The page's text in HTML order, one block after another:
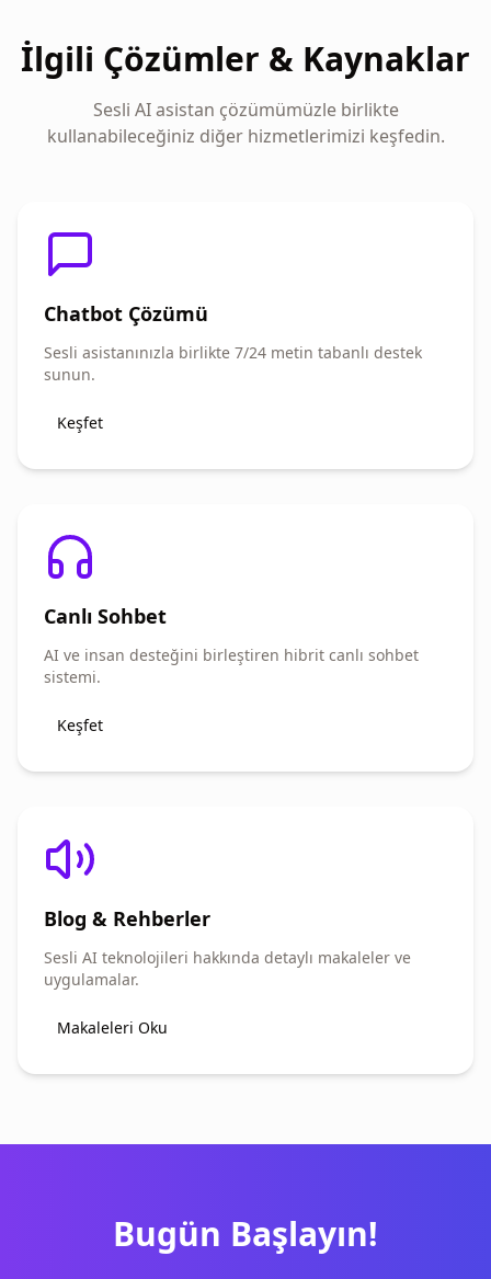
İlgili Çözümler & Kaynaklar
Sesli AI asistan çözümümüzle birlikte
kullanabileceğiniz diğer hizmetlerimizi keşfedin.
Chatbot Çözümü
Sesli asistanınızla birlikte 7/24 metin tabanlı destek
sunun.
Keşfet
Canlı Sohbet
AI ve insan desteğini birleştiren hibrit canlı sohbet
sistemi.
Keşfet
Blog & Rehberler
Sesli AI teknolojileri hakkında detaylı makaleler ve
uygulamalar.
Makaleleri Oku
Bugün Başlayın!